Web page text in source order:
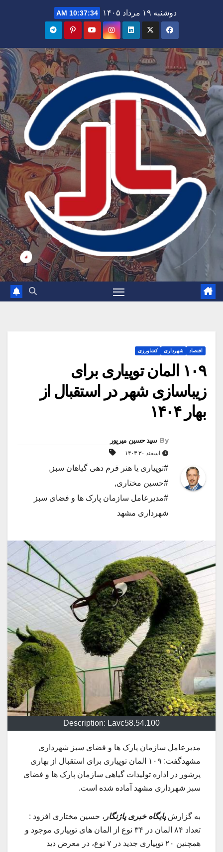
دوشنبه ۱۹ مرداد ۱۴۰۵ 10:37:35 AM
اقتصاد شهرداری کشاورزی
۱۰۹ المان توپیاری برای
زیباسازی شهر در استقبال از
بهار ۱۴۰۴
By سید حسین میرپور
اسفند ۳۰ ۱۴۰۳
#توپیاری یا هنر فرم دهی گیاهان سبز ,
#حسین مختاری,
#مدیرعامل سازمان پارک ها و فضای سبز
شهرداری مشهد
Description: Lavc58.54.100
مدیرعامل سازمان پارک ها و فضای سبز شهرداری
مشهدگفت: ۱۰۹ المان توپیاری برای استقبال از بهاری
پرشور در اداره تولیدات گیاهی سازمان پارک ها و فضای
سبز شهرداری مشهد آماده شده است.
به گزارشپایگاه خبری پاژنگار ، حسین مختاری افزود :
تعداد ۸۴ المان در ۳۴ نوع از المان های توپیاری موجود و
همچنین ۲۰ توپیاری جدید در ۷ نوع، در معرض دید